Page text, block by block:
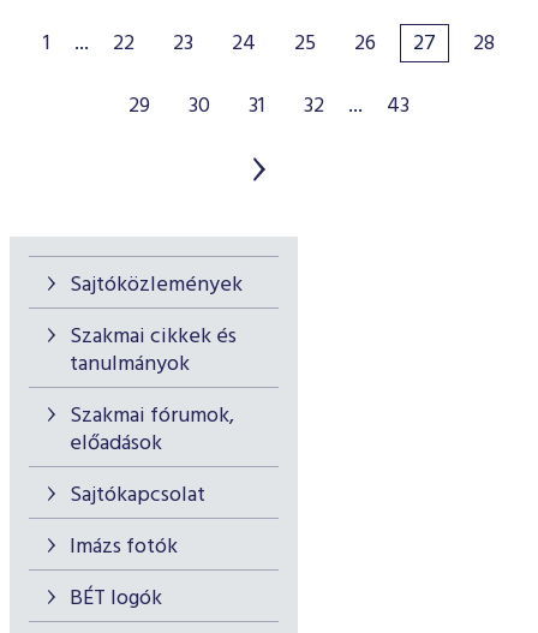
Sajtóközlemények
Szakmai cikkek és
tanulmányok
Szakmai fórumok,
előadások
Sajtókapcsolat
Imázs fotók
BÉT logók
1 ... 22 23 24 25 26 27
28
29
30 31 32 ... 43